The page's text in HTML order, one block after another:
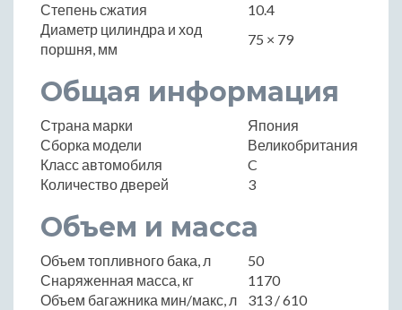
Степень сжатия
10.4
Диаметр цилиндра и ход
поршня, мм
75 × 79
Общая информация
Страна марки
Япония
Сборка модели
Великобритания
Класс автомобиля
C
Количество дверей
3
Объем и масса
Объем топливного бака, л
50
Снаряженная масса, кг
1170
Объем багажника мин/макс, л
313 / 610